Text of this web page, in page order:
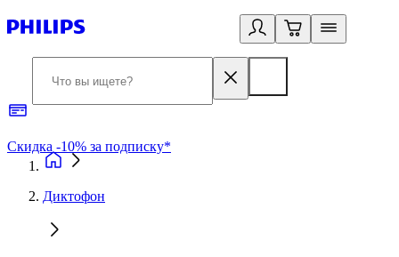
Скидка -10% за подписку*
Диктофон